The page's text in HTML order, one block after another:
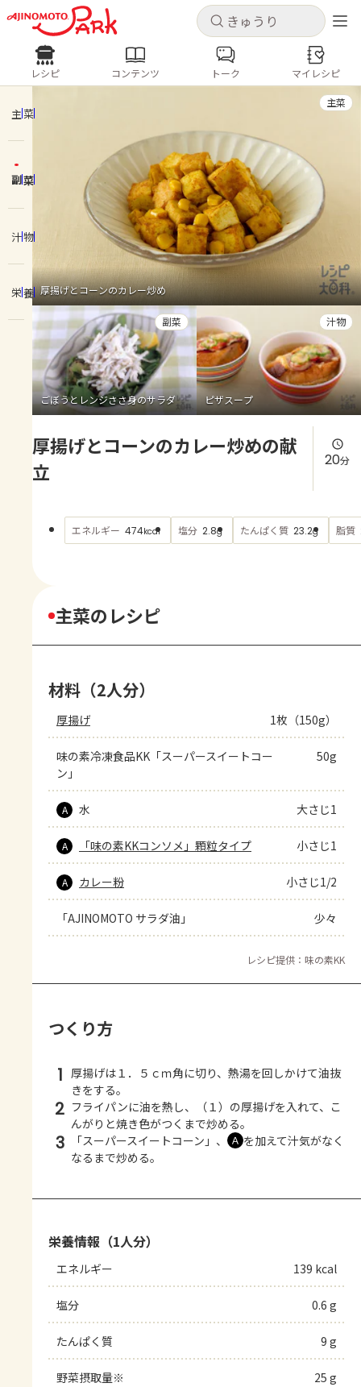
キャンセル
ログインするとレシピを保存できます
ホーム
コンテンツ
レシピ
トーク
よくあるお問い合わせ
お買い物
AJINOMOTO PARK とは
キャンセル
レシピ コンテンツ
人気の食材・レシピ
きゅうり なす トマト
とうもろこし
ピーマン
みょうが ゴーヤ
レシピ コンテンツ トーク マイレシピ
主菜
副菜
汁物
栄養 厚揚げとコーンのカレー炒め
主菜
ごぼうとレンジささ身のサラダ
副菜
ピザスープ
汁物
厚揚げとコーンのカレー炒めの献
立
20分
エネルギー 474kcal 塩分 2.8g たんぱく質 23.2g 脂質
主菜のレシピ
材料（2人分）
厚揚げ 1枚（150g）
味の素冷凍食品KK「スーパースイートコー
ン」
50g
A 水 大さじ1
A 「味の素KKコンソメ」顆粒タイプ 小さじ1
A カレー粉 小さじ1/2
「AJINOMOTO サラダ油」 少々
レシピ提供：味の素KK
つくり方
1 厚揚げは１．５ｃｍ角に切り、熱湯を回しかけて油抜
きをする。
2 フライパンに油を熱し、（１）の厚揚げを入れて、こ
んがりと焼き色がつくまで炒める。
3 「スーパースイートコーン」、 Ａ を加えて汁気がなく
なるまで炒める。
栄養情報（1人分）
エネルギー 139 kcal
塩分 0.6 g
たんぱく質 9 g
野菜摂取量※ 25 g